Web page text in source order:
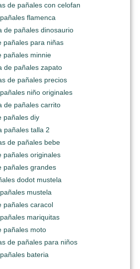
de pañales con celofan
flamenca
de pañales dinosaurio
pañales para niñas
pañales minnie
de pañales zapato
de pañales precios
niño originales
de pañales carrito
pañales diy
pañales talla 2
de pañales bebe
pañales originales
pañales grandes
dodot mustela
mustela
pañales caracol
mariquitas
pañales moto
de pañales para niños
bateria